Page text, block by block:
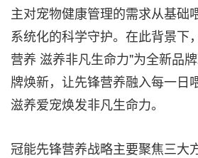
主对宠物健康管理的需求从基础
系统化的科学守护。在此背景下
营养 滋养非凡生命力"为全新品
牌焕新，让先锋营养融入每一日
滋养爱宠焕发非凡生命力。
冠能先锋营养战略主要聚焦三大